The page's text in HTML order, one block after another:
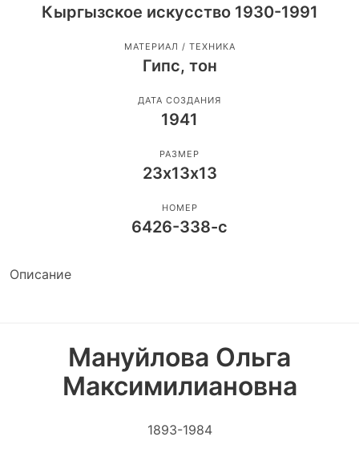
Кыргызское искусство 1930-1991
МАТЕРИАЛ / ТЕХНИКА
Гипс, тон
ДАТА СОЗДАНИЯ
1941
РАЗМЕР
23х13х13
НОМЕР
6426-338-с
Описание
Мануйлова Ольга
Максимилиановна
1893-1984